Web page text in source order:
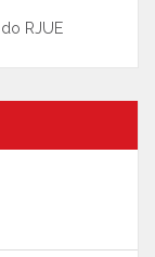
RJUE